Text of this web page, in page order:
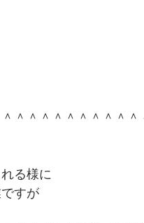
＾＾＾＾＾＾＾＾＾
る様に
すが